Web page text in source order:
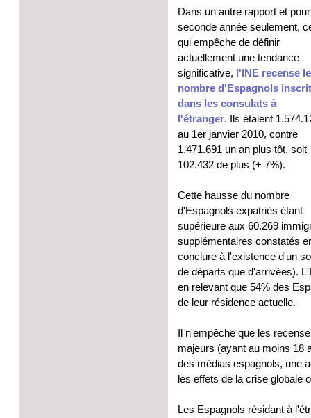
Dans un autre rapport et
seconde année seulement,
qui empêche de définir
actuellement une tendance
significative, l'INE recense le
nombre d'Espagnols
dans les consulats à
l'étranger. Ils étaient
au 1er janvier 2010, contre
1.471.691 un an plus tôt, soit
102.432 de plus (+ 7%).
Cette hausse du nombre
d'Espagnols expatriés étant
supérieure aux 60.269
supplémentaires constatés
conclure à l'existence d'un
de départs que d'arrivées).
en relevant que 54% des
de leur résidence actuelle.
Il n'empêche que les
majeurs (ayant au moins 18
des médias espagnols, une
les effets de la crise globale
Les Espagnols résidant à